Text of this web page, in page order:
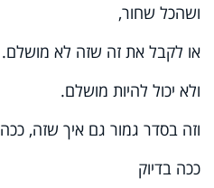
ושהכל שחור,
או לקבל את זה שזה לא מושלם.
ולא יכול להיות מושלם.
וזה בסדר גמור גם איך שזה, ככה
ככה בדיוק